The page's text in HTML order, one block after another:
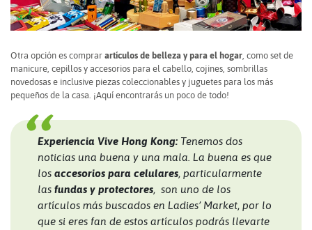
Otra opción es comprar artículos de belleza y para el hogar , como set de
manicure, cepillos y accesorios para el cabello, cojines, sombrillas
novedosas e inclusive piezas coleccionables y juguetes para los más
pequeños de la casa. ¡Aquí encontrarás un poco de todo!
Experiencia Vive Hong Kong: Tenemos dos
noticias una buena y una mala. La buena es que
los accesorios para celulares, particularmente
las fundas y protectores, son uno de los
artículos más buscados en Ladies’ Market, por lo
que si eres fan de estos artículos podrás llevarte